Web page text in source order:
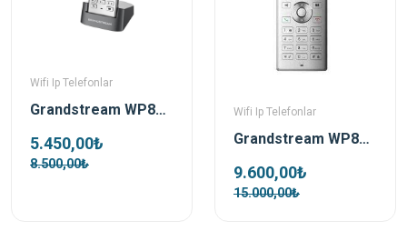
Wifi Ip Telefonlar
Grandstream WP810 Wifi Ip Telsiz Telefon
5.450,00₺
8.500,00₺
Wifi Ip Telefonlar
Grandstream WP820 Wifi Ip Telsiz Telefon
9.600,00₺
15.000,00₺